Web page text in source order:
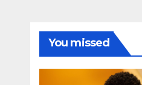
You missed